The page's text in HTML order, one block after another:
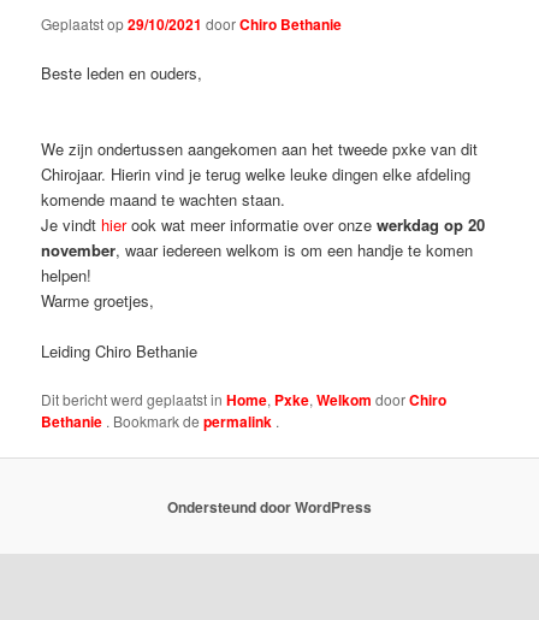
Geplaatst op29/10/2021 doorChiro Bethanie
Beste leden en ouders,
We zijn ondertussen aangekomen aan het tweede pxke van dit
Chirojaar. Hierin vind je terug welke leuke dingen elke afdeling
komende maand te wachten staan.
Je vindt hierook wat meer informatie over onzewerkdag op 20
november, waar iedereen welkom is om een handje te komen
helpen!
Warme groetjes,
Leiding Chiro Bethanie
Dit bericht werd geplaatst inHome, Pxke,Welkom doorChiro
Bethanie . Bookmark depermalink .
Ondersteund door WordPress